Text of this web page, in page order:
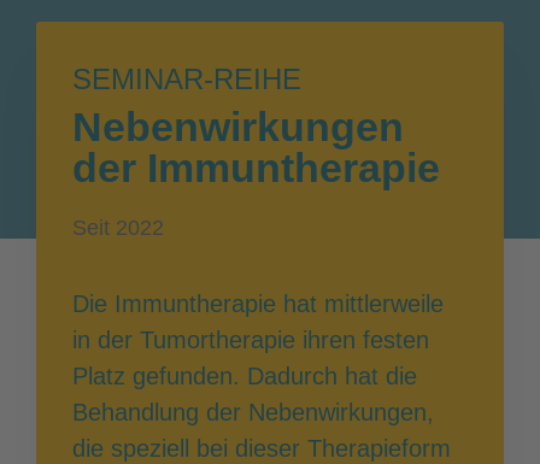
SEMINAR-REIHE
Nebenwirkungen
der Immuntherapie
Seit 2022
Die Immuntherapie hat mittlerweile
in der Tumortherapie ihren festen
Platz gefunden. Dadurch hat die
Behandlung der Nebenwirkungen,
die speziell bei dieser Therapieform